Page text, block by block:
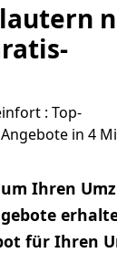
: Top-
in 4
Ihren
für Ihren